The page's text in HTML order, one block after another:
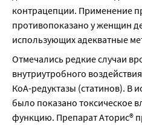
контрацепции. Применение
противопоказано у женщин
использующих адекватные
Отмечались редкие случаи
внутриутробного
КоА-редуктазы (статинов). В
было показано токсическое
функцию. Препарат Аторис®